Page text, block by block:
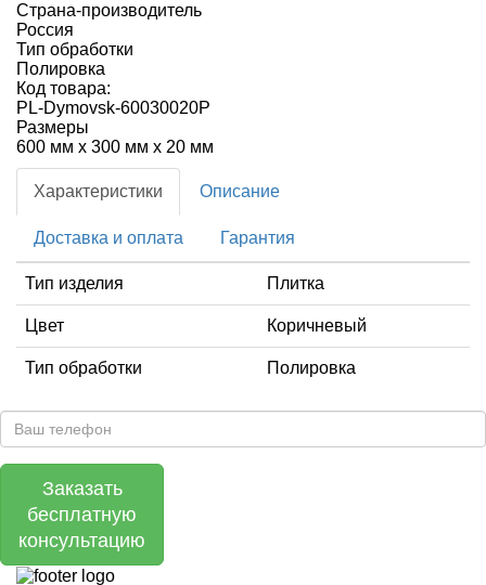
Страна-производитель
Россия
Тип обработки
Полировка
Код товара:
PL-Dymovsk-60030020P
Размеры
600 мм x 300 мм x 20 мм
Характеристики Описание
Доставка и оплата Гарантия
Тип изделия Плитка
Цвет Коричневый
Тип обработки Полировка
Заказать
бесплатную
консультацию